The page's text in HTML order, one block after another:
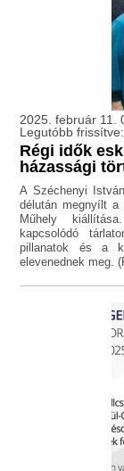
2025. február 11.
Legutóbb
Régi idők
házassági
A Széchenyi
délután megnyílt a
Műhely
kapcsolódó
pillanatok és a
elevenednek meg.